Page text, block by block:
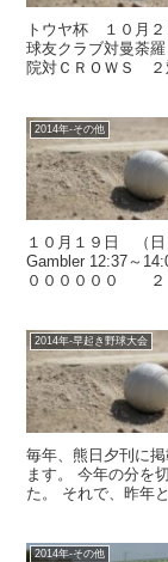
トウヤ杯 １０月２
球友クラブ対曼荼
院対ＣＲＯＷＳ ２
2014年-その他
１０月１９日 （
Gambler 12:37～
００００００ ２
2014年-早起き野球大会
毎年、熊日夕刊に
ます。 今年の分を
た。 それで、昨年
2014年-その他